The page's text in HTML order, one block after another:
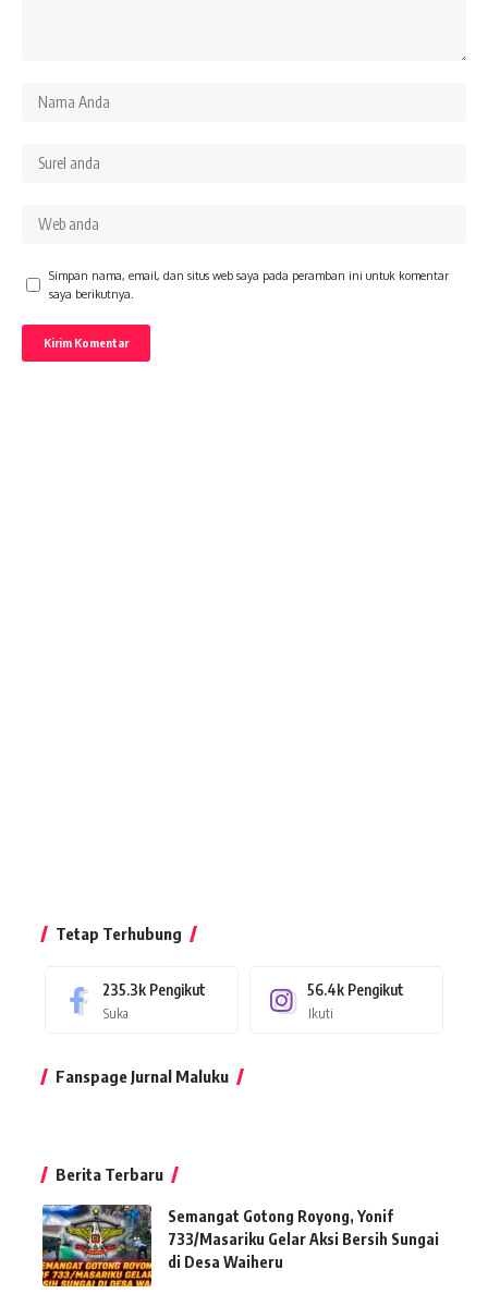
Simpan nama, email, dan situs web saya pada peramban ini untuk komentar
saya berikutnya.
Tetap Terhubung
235.3k Pengikut
Suka
56.4k Pengikut
Ikuti
Fanspage Jurnal Maluku
Berita Terbaru
Semangat Gotong Royong, Yonif
733/Masariku Gelar Aksi Bersih Sungai
di Desa Waiheru